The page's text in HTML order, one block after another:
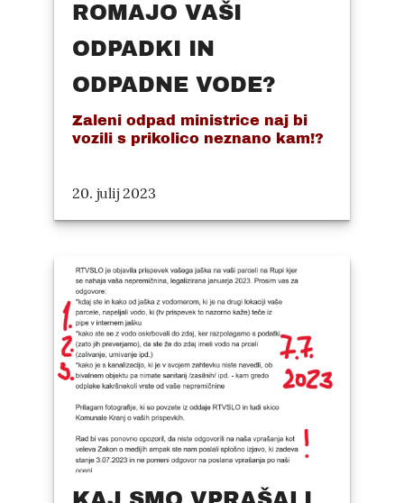
ROMAJO VAŠI
ODPADKI IN
ODPADNE VODE?
Zaleni odpad ministrice naj bi
vozili s prikolico neznano kam!?
20. julij 2023